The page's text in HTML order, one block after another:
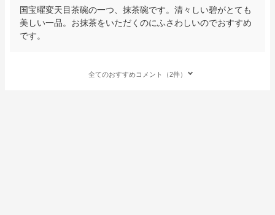
国宝曜変天目茶碗の一つ、抹茶碗です。清々しい碧がとても
美しい一品。お抹茶をいただくのにふさわしいのでおすすめ
です。
全てのおすすめコメント（2件）